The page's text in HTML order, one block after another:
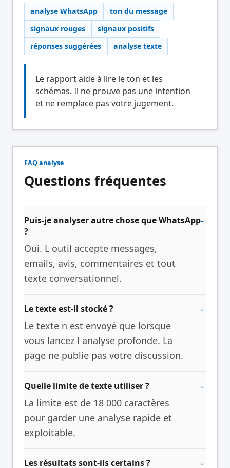
analyse WhatsApp
ton du message
signaux rouges
signaux positifs
réponses suggérées
analyse texte
Le rapport aide à lire le ton et les
schémas. Il ne prouve pas une intention
et ne remplace pas votre jugement.
FAQ analyse
Questions fréquentes
Puis-je analyser autre chose que WhatsApp
?
Oui. L outil accepte messages,
emails, avis, commentaires et tout
texte conversationnel.
Le texte est-il stocké ?
Le texte n est envoyé que lorsque
vous lancez l analyse profonde. La
page ne publie pas votre discussion.
Quelle limite de texte utiliser ?
La limite est de 18 000 caractères
pour garder une analyse rapide et
exploitable.
Les résultats sont-ils certains ?